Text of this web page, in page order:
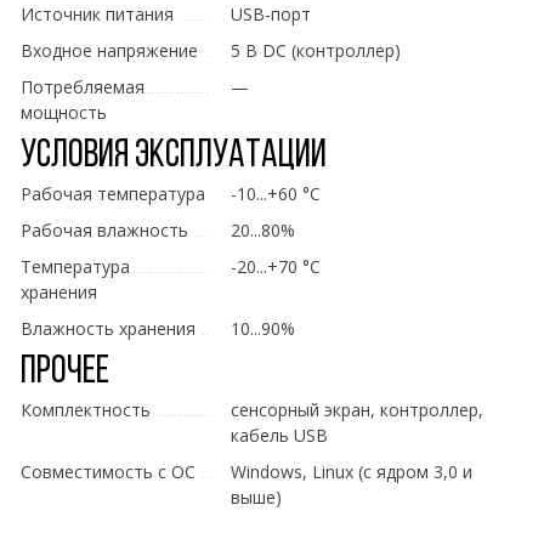
Источник питания
USB-порт
Входное напряжение
5 В DC (контроллер)
Потребляемая
мощность
—
Условия эксплуатации
Рабочая температура
-10...+60 °C
Рабочая влажность
20...80%
Температура
хранения
-20...+70 °C
Влажность хранения 10...90%
Прочее
Комплектность
сенсорный экран, контроллер,
кабель USB
Совместимость с ОС
Windows, Linux (с ядром 3,0 и
выше)